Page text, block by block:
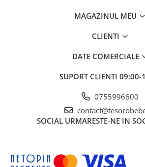
MAGAZINUL MEU
CLIENTI
DATE COMERCIALE
SUPORT CLIENTI 09:00-
0755996600
SOCIAL URMARESTE-NE IN